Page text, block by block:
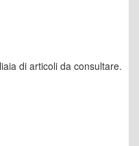
di articoli da consultare.